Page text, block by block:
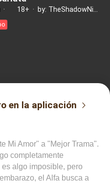
· 18+ ·
en la aplicación
Mi Amor" a "Mejor Trama".
completamente
algo imposible, pero
el Alfa busca a